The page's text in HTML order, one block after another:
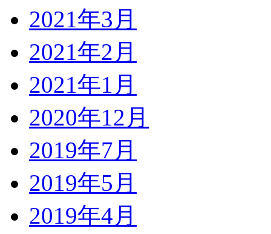
2021年3月
2021年2月
2021年1月
2020年12月
2019年7月
2019年5月
2019年4月